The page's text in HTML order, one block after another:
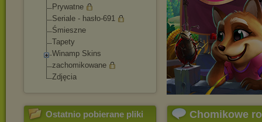
Prywatne
Seriale - hasło-691
Śmieszne
Tapety
Winamp Skins
zachomikowane
Zdjęcia
Ostatnio pobierane pliki Chomikowe